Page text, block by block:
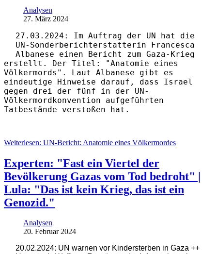
Analysen
27. März 2024
27.03.2024: Im Auftrag der UN hat die
UN-Sonderberichterstatterin Francesca
Albanese einen Bericht zum Gaza-Krieg
erstellt. Der Titel: "Anatomie eines
Völkermords". Laut Albanese gibt es
eindeutige Hinweise darauf, dass Israel
gegen drei der fünf in der UN-
Völkermordkonvention aufgeführten
Tatbestände verstoßen hat.
Weiterlesen: UN-Bericht: Anatomie eines Völkermordes
Experten: "Fast ein Viertel der
Bevölkerung Gazas vom Tod bedroht" |
Lula: "Das ist kein Krieg, das ist ein
Genozid."
Analysen
20. Februar 2024
20.02.2024: UN warnen vor Kindersterben in Gaza ++